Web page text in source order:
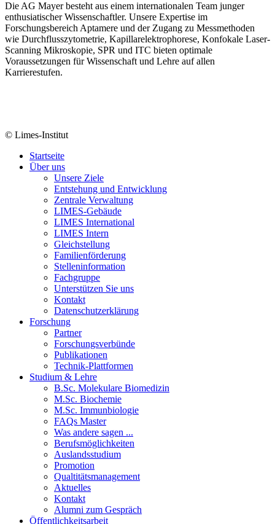
Die AG Mayer besteht aus einem internationalen Team junger
enthusiatischer Wissenschaftler. Unsere Expertise im
Forschungsbereich Aptamere und der Zugang zu Messmethoden
wie Durchflusszytometrie, Kapillarelektrophorese, Konfokale Laser-
Scanning Mikroskopie, SPR und ITC bieten optimale
Voraussetzungen für Wissenschaft und Lehre auf allen
Karrierestufen.
© Limes-Institut
Startseite
Über uns
Unsere Ziele
Entstehung und Entwicklung
Zentrale Verwaltung
LIMES-Gebäude
LIMES International
LIMES Intern
Gleichstellung
Familienförderung
Stelleninformation
Fachgruppe
Unterstützen Sie uns
Kontakt
Datenschutzerklärung
Forschung
Partner
Forschungsverbünde
Publikationen
Technik-Plattformen
Studium & Lehre
B.Sc. Molekulare Biomedizin
M.Sc. Biochemie
M.Sc. Immunbiologie
FAQs Master
Was andere sagen ...
Berufsmöglichkeiten
Auslandsstudium
Promotion
Qualtitätsmanagement
Aktuelles
Kontakt
Alumni zum Gespräch
Öffentlichkeitsarbeit